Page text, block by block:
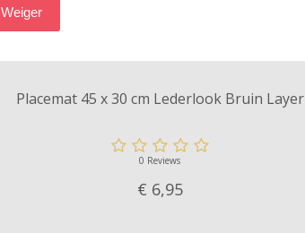
Placemat 45 x 30 cm Lederlook Bruin Layer
0 Reviews
€ 6,95
Weiger